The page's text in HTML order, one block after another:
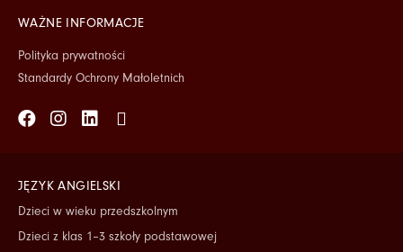
WAŻNE INFORMACJE
Polityka prywatności
Standardy Ochrony Małoletnich
Facebook
Instagram
Linkedin
Tiktok
JĘZYK ANGIELSKI
Dzieci w wieku przedszkolnym
Dzieci z klas 1–3 szkoły podstawowej